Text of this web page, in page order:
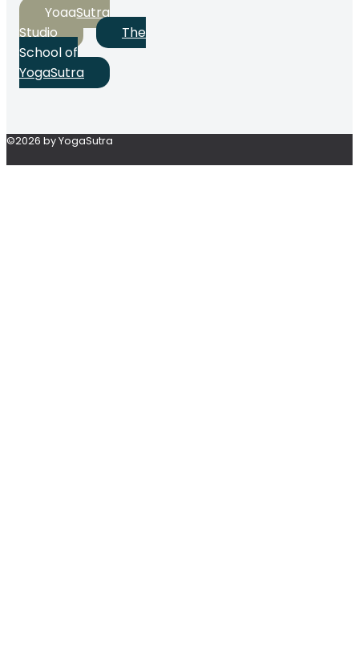
YogaSutra
Studio
The
School of
YogaSutra
©2026 by YogaSutra